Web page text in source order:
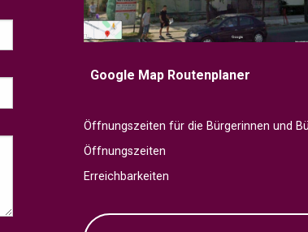
Google Map Routenplaner
Öffnungszeiten für die Bürgerinnen und
Öffnungszeiten
Erreichbarkeiten